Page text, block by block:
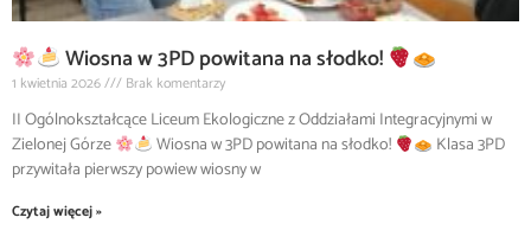
Wiosna w 3PD powitana na słodko!
1 kwietnia 2026 Brak komentarzy
II Ogólnokształcące Liceum Ekologiczne z Oddziałami Integracyjnymi w
Zielonej Górze
Wiosna w 3PD powitana na słodko!
Klasa 3PD
przywitała pierwszy powiew wiosny w
Czytaj więcej »